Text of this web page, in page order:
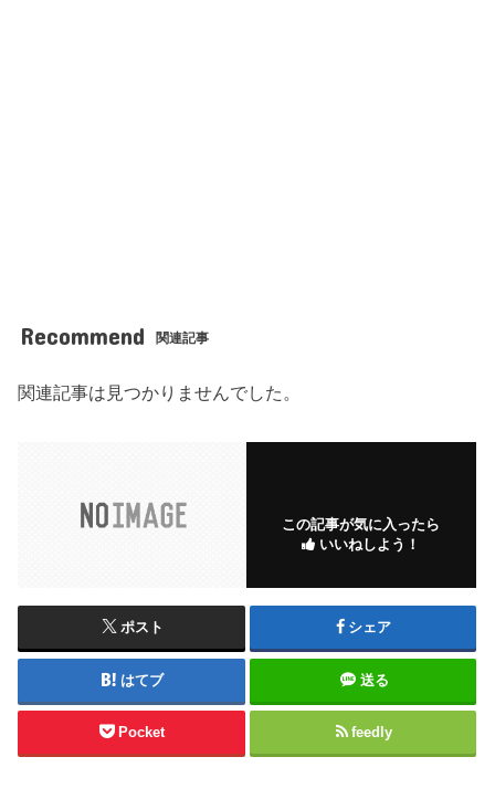
Recommend 関連記事
関連記事は見つかりませんでした。
この記事が気に入ったら
いいねしよう！
ポスト シェア
はてブ 送る
Pocket feedly